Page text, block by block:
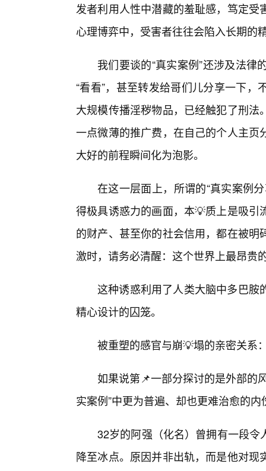
发者利用人性中潜藏的羞耻感，笃定
心理博弈中，受害者往往会陷入长期的
我们要谈的“真实案例”还涉及法
“看看”，甚至转发给哥们儿分享一下
大规模传播淫秽物品，已经触犯了刑
一点微薄的推广费，在自己的个人主
大好的前程瞬间化为泡影。
在这一层面上，所谓的“真实案例
得极具诱惑力的画面，本💡质上是吸
的财产、甚至你的社会信用，都在被
激时，请务必清醒：这个世界上最昂贵
这种诱惑利用了人类大脑中多巴胺
精心设计的囚笼。
被重塑的感官与崩💡塌的亲密关系
如果说第📌一部分探讨的是外部的
实案例”中更为普遍、却也更难治愈的
32岁的阿强（化名）曾拥有一段
降至冰点。原因并非出轨，而是他对